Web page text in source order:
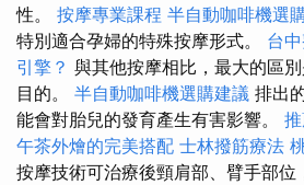
性。 按摩專業課程 半自動咖啡機選
特別適合孕婦的特殊按摩形式。 台
引擎？ 與其他按摩相比，最大的區
目的。 半自動咖啡機選購建議 排出
能會對胎兒的發育產生有害影響。
午茶外燴的完美搭配 士林撥筋療法
按摩技術可治療後頸肩部、臂手部位